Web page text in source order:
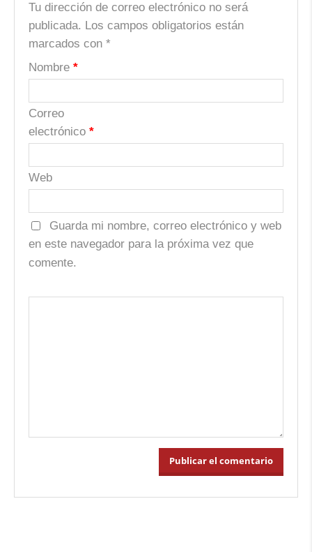
Tu dirección de correo electrónico no será
publicada. Los campos obligatorios están
marcados con *
Nombre *
Correo
electrónico *
Web
Guarda mi nombre, correo electrónico y web
en este navegador para la próxima vez que
comente.